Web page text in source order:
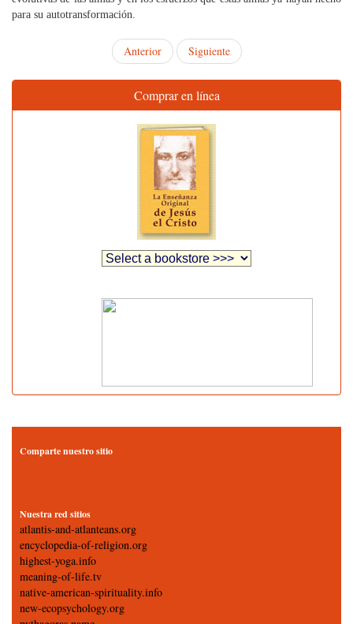
para su autotransformación.
Anterior Siguiente
Comprar en línea
Comparte nuestro sitio
Nuestra red sitios
atlantis-and-atlanteans.org
encyclopedia-of-religion.org
highest-yoga.info
meaning-of-life.tv
native-american-spirituality.info
new-ecopsychology.org